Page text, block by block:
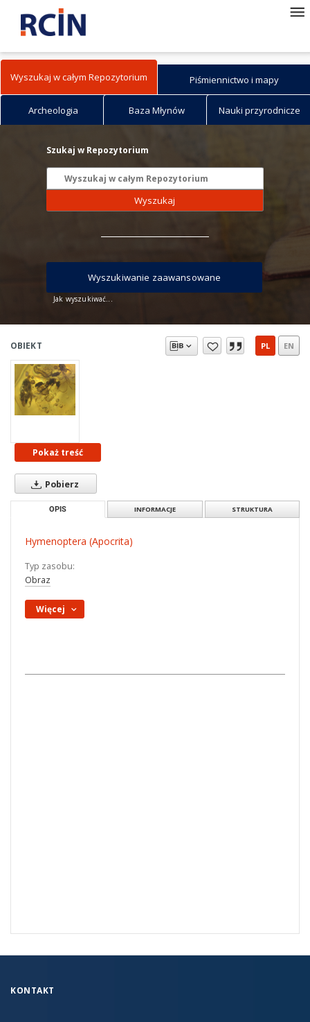
Wyszukaj w całym Repozytorium Piśmiennictwo i mapy
Archeologia Baza Młynów Nauki przyrodnicze
Szukaj w Repozytorium
Wyszukaj
Jak wyszukiwać...
Wyszukiwanie zaawansowane
OBIEKT PL EN
Pokaż treść
Pobierz
OPIS INFORMACJE STRUKTURA
Hymenoptera (Apocrita)
Typ zasobu:
Obraz
Więcej
KONTAKT